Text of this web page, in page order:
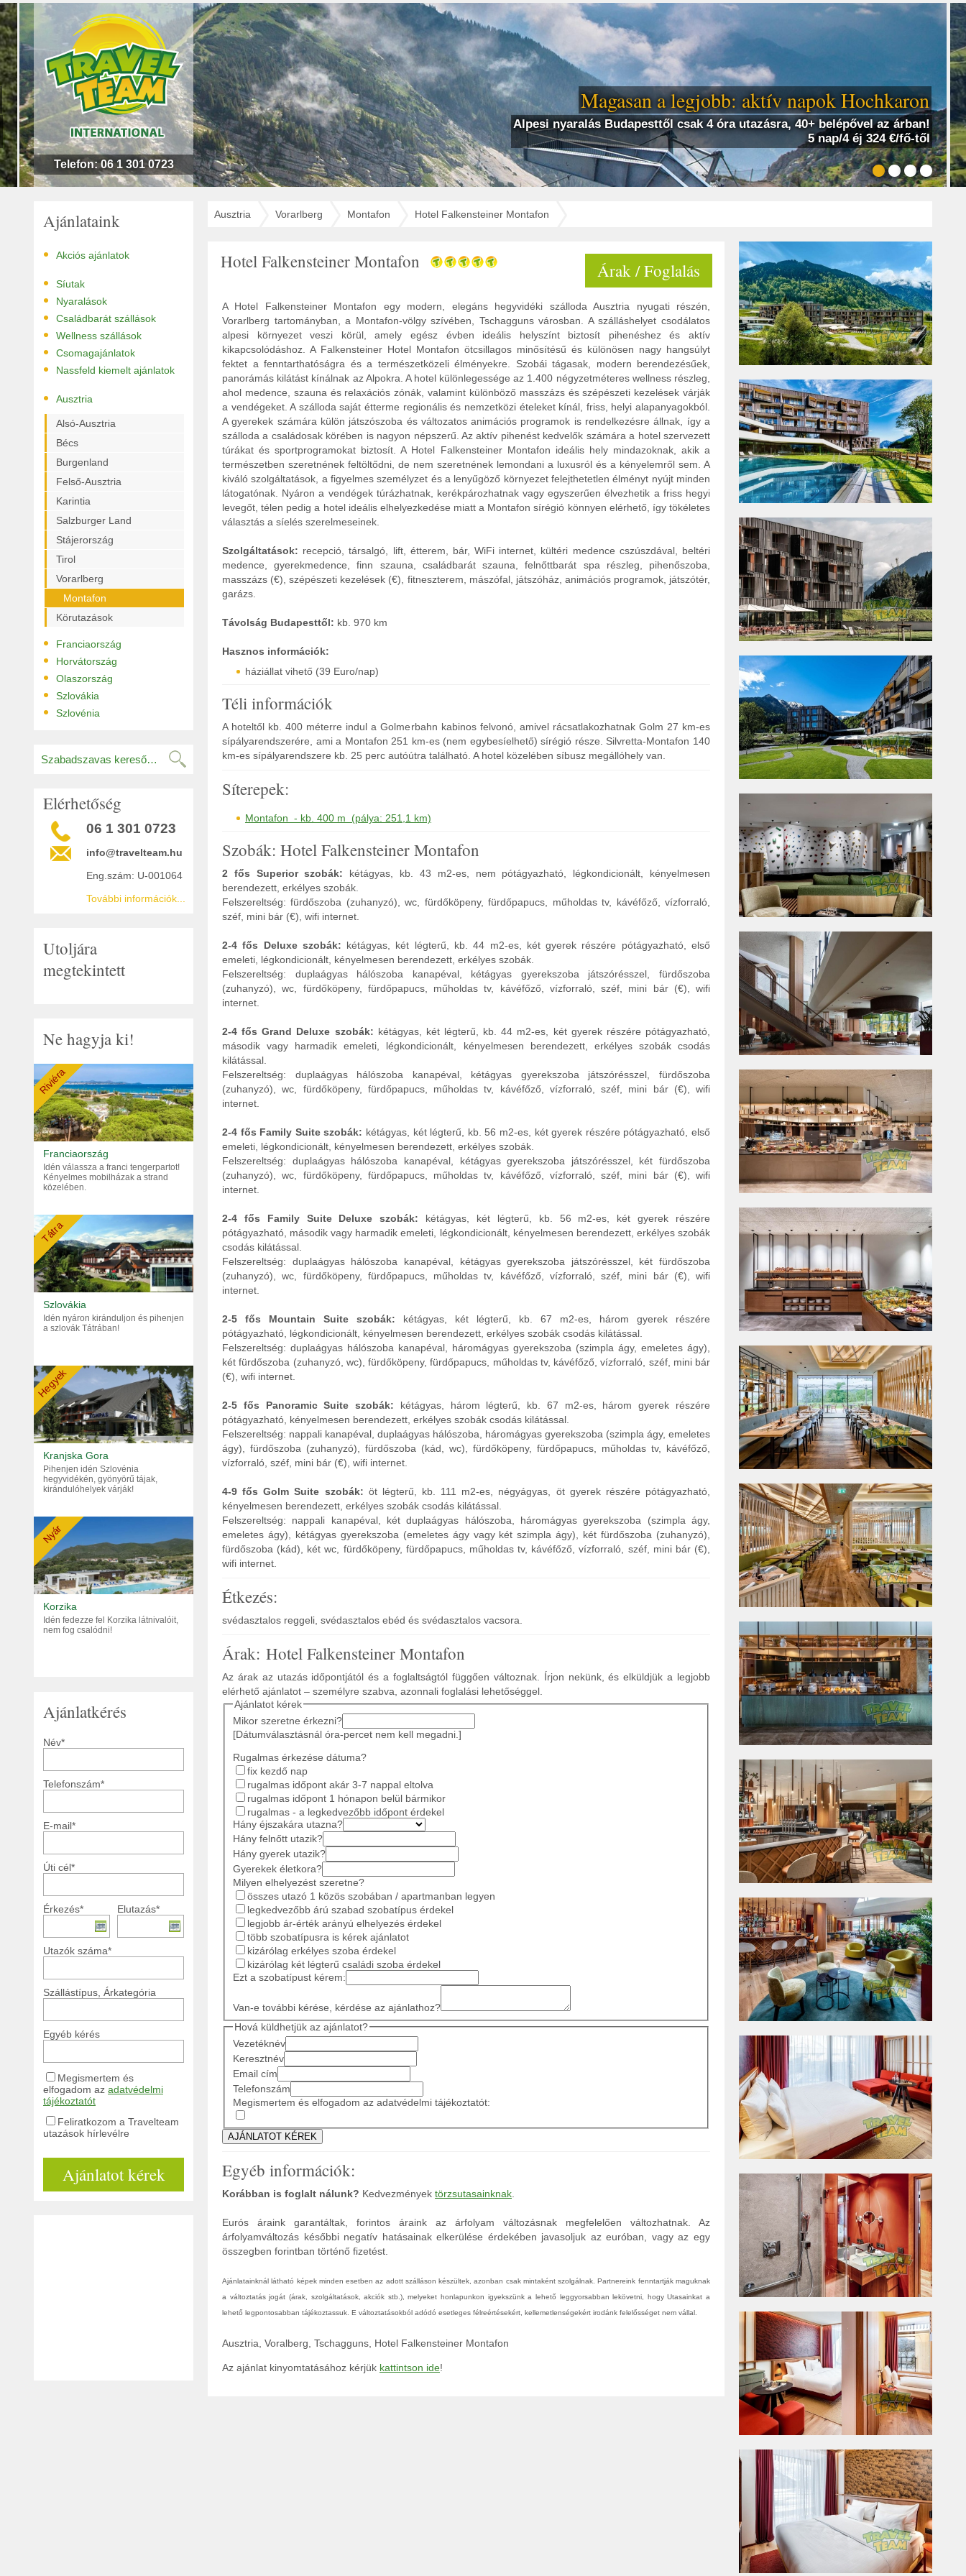
Magasan a legjobb: aktív napok Hochkaron
Alpesi nyaralás Budapesttől csak 4 óra utazásra, 40+ belépővel az árban!
5 nap/4 éj 324 €/fő-től
Telefon: 06 1 301 0723
Ajánlataink
• Akciós ajánlatok
• Síutak
• Nyaralások
• Családbarát szállások
• Wellness szállások
• Csomagajánlatok
• Nassfeld kiemelt ajánlatok
• Ausztria
Alsó-Ausztria
Bécs
Burgenland
Felső-Ausztria
Karintia
Salzburger Land
Stájerország
Tirol
Vorarlberg
Montafon
Körutazások
• Franciaország
• Horvátország
• Olaszország
• Szlovákia
• Szlovénia
Elérhetőség
06 1 301 0723
info@travelteam.hu
Eng.szám: U-001064
További információk...
Utoljára
megtekintett
Ne hagyja ki!
Riviéra
Franciaország
Idén válassza a franci tengerpartot!
Kényelmes mobilházak a strand
közelében.
Tátra
Szlovákia
Idén nyáron kiránduljon és pihenjen
a szlovák Tátrában!
Hegyek
Kranjska Gora
Pihenjen idén Szlovénia
hegyvidékén, gyönyörű tájak,
kirándulóhelyek várják!
Nyár
Korzika
Idén fedezze fel Korzika látnivalóit,
nem fog csalódni!
Ajánlatkérés
Név*
Telefonszám*
E-mail*
Úti cél*
Érkezés* Elutazás*
Utazók száma*
Szállástípus, Árkategória
Egyéb kérés
Megismertem és
elfogadom az adatvédelmi
tájékoztatót
Feliratkozom a Travelteam
utazások hírlevélre
Ajánlatot kérek
Ausztria Vorarlberg Montafon Hotel Falkensteiner Montafon
Hotel Falkensteiner Montafon Árak / Foglalás
A Hotel Falkensteiner Montafon egy modern, elegáns hegyvidéki szálloda Ausztria nyugati részén,
Vorarlberg tartományban, a Montafon-völgy szívében, Tschagguns városban. A szálláshelyet csodálatos
alpesi környezet veszi körül, amely egész évben ideális helyszínt biztosít pihenéshez és aktív
kikapcsolódáshoz. A Falkensteiner Hotel Montafon ötcsillagos minősítésű és különösen nagy hangsúlyt
fektet a fenntarthatóságra és a természetközeli élményekre. Szobái tágasak, modern berendezésűek,
panorámás kilátást kínálnak az Alpokra. A hotel különlegessége az 1.400 négyzetméteres wellness részleg,
ahol medence, szauna és relaxációs zónák, valamint különböző masszázs és szépészeti kezelések várják
a vendégeket. A szálloda saját étterme regionális és nemzetközi ételeket kínál, friss, helyi alapanyagokból.
A gyerekek számára külön játszószoba és változatos animációs programok is rendelkezésre állnak, így a
szálloda a családosak körében is nagyon népszerű. Az aktív pihenést kedvelők számára a hotel szervezett
túrákat és sportprogramokat biztosít. A Hotel Falkensteiner Montafon ideális hely mindazoknak, akik a
természetben szeretnének feltöltődni, de nem szeretnének lemondani a luxusról és a kényelemről sem. A
kiváló szolgáltatások, a figyelmes személyzet és a lenyűgöző környezet felejthetetlen élményt nyújt minden
látogatónak. Nyáron a vendégek túrázhatnak, kerékpározhatnak vagy egyszerűen élvezhetik a friss hegyi
levegőt, télen pedig a hotel ideális elhelyezkedése miatt a Montafon sírégió könnyen elérhető, így tökéletes
választás a síelés szerelmeseinek.
Szolgáltatások: recepció, társalgó, lift, étterem, bár, WiFi internet, kültéri medence cszúszdával, beltéri
medence, gyerekmedence, finn szauna, családbarát szauna, felnőttbarát spa részleg, pihenőszoba,
masszázs (€), szépészeti kezelések (€), fitneszterem, mászófal, játszóház, animációs programok, játszótér,
garázs.
Távolság Budapesttől: kb. 970 km
Hasznos információk:
háziállat vihető (39 Euro/nap)
Téli információk
A hoteltől kb. 400 méterre indul a Golmerbahn kabinos felvonó, amivel rácsatlakozhatnak Golm 27 km-es
sípályarendszerére, ami a Montafon 251 km-es (nem egybesíelhető) sírégió része. Silvretta-Montafon 140
km-es sípályarendszere kb. 25 perc autóútra található. A hotel közelében síbusz megállóhely van.
Síterepek:
Montafon - kb. 400 m (pálya: 251,1 km)
Szobák: Hotel Falkensteiner Montafon
2 fős Superior szobák: kétágyas, kb. 43 m2-es, nem pótágyazható, légkondicionált, kényelmesen
berendezett, erkélyes szobák.
Felszereltség: fürdőszoba (zuhanyzó), wc, fürdőköpeny, fürdőpapucs, műholdas tv, kávéfőző, vízforraló,
széf, mini bár (€), wifi internet.
2-4 fős Deluxe szobák: kétágyas, két légterű, kb. 44 m2-es, két gyerek részére pótágyazható, első
emeleti, légkondicionált, kényelmesen berendezett, erkélyes szobák.
Felszereltség: duplaágyas hálószoba kanapéval, kétágyas gyerekszoba játszórésszel, fürdőszoba
(zuhanyzó), wc, fürdőköpeny, fürdőpapucs, műholdas tv, kávéfőző, vízforraló, széf, mini bár (€), wifi
internet.
2-4 fős Grand Deluxe szobák: kétágyas, két légterű, kb. 44 m2-es, két gyerek részére pótágyazható,
második vagy harmadik emeleti, légkondicionált, kényelmesen berendezett, erkélyes szobák csodás
kilátással.
Felszereltség: duplaágyas hálószoba kanapéval, kétágyas gyerekszoba játszórésszel, fürdőszoba
(zuhanyzó), wc, fürdőköpeny, fürdőpapucs, műholdas tv, kávéfőző, vízforraló, széf, mini bár (€), wifi
internet.
2-4 fős Family Suite szobák: kétágyas, két légterű, kb. 56 m2-es, két gyerek részére pótágyazható, első
emeleti, légkondicionált, kényelmesen berendezett, erkélyes szobák.
Felszereltség: duplaágyas hálószoba kanapéval, kétágyas gyerekszoba játszórésszel, két fürdőszoba
(zuhanyzó), wc, fürdőköpeny, fürdőpapucs, műholdas tv, kávéfőző, vízforraló, széf, mini bár (€), wifi
internet.
2-4 fős Family Suite Deluxe szobák: kétágyas, két légterű, kb. 56 m2-es, két gyerek részére
pótágyazható, második vagy harmadik emeleti, légkondicionált, kényelmesen berendezett, erkélyes szobák
csodás kilátással.
Felszereltség: duplaágyas hálószoba kanapéval, kétágyas gyerekszoba játszórésszel, két fürdőszoba
(zuhanyzó), wc, fürdőköpeny, fürdőpapucs, műholdas tv, kávéfőző, vízforraló, széf, mini bár (€), wifi
internet.
2-5 fős Mountain Suite szobák: kétágyas, két légterű, kb. 67 m2-es, három gyerek részére
pótágyazható, légkondicionált, kényelmesen berendezett, erkélyes szobák csodás kilátással.
Felszereltség: duplaágyas hálószoba kanapéval, háromágyas gyerekszoba (szimpla ágy, emeletes ágy),
két fürdőszoba (zuhanyzó, wc), fürdőköpeny, fürdőpapucs, műholdas tv, kávéfőző, vízforraló, széf, mini bár
(€), wifi internet.
2-5 fős Panoramic Suite szobák: kétágyas, három légterű, kb. 67 m2-es, három gyerek részére
pótágyazható, kényelmesen berendezett, erkélyes szobák csodás kilátással.
Felszereltség: nappali kanapéval, duplaágyas hálószoba, háromágyas gyerekszoba (szimpla ágy, emeletes
ágy), fürdőszoba (zuhanyzó), fürdőszoba (kád, wc), fürdőköpeny, fürdőpapucs, műholdas tv, kávéfőző,
vízforraló, széf, mini bár (€), wifi internet.
4-9 fős Golm Suite szobák: öt légterű, kb. 111 m2-es, négyágyas, öt gyerek részére pótágyazható,
kényelmesen berendezett, erkélyes szobák csodás kilátással.
Felszereltség: nappali kanapéval, két duplaágyas hálószoba, háromágyas gyerekszoba (szimpla ágy,
emeletes ágy), kétágyas gyerekszoba (emeletes ágy vagy két szimpla ágy), két fürdőszoba (zuhanyzó),
fürdőszoba (kád), két wc, fürdőköpeny, fürdőpapucs, műholdas tv, kávéfőző, vízforraló, széf, mini bár (€),
wifi internet.
Étkezés:
svédasztalos reggeli, svédasztalos ebéd és svédasztalos vacsora.
Árak: Hotel Falkensteiner Montafon
Az árak az utazás időpontjától és a foglaltságtól függően változnak. Írjon nekünk, és elküldjük a legjobb
elérhető ajánlatot – személyre szabva, azonnali foglalási lehetőséggel.
Ajánlatot kérek
Mikor szeretne érkezni?
[Dátumválasztásnál óra-percet nem kell megadni.]
Rugalmas érkezése dátuma?
fix kezdő nap
rugalmas időpont akár 3-7 nappal eltolva
rugalmas időpont 1 hónapon belül bármikor
rugalmas - a legkedvezőbb időpont érdekel
Hány éjszakára utazna?
Hány felnőtt utazik?
Hány gyerek utazik?
Gyerekek életkora?
Milyen elhelyezést szeretne?
összes utazó 1 közös szobában / apartmanban legyen
legkedvezőbb árú szabad szobatípus érdekel
legjobb ár-érték arányú elhelyezés érdekel
több szobatípusra is kérek ajánlatot
kizárólag erkélyes szoba érdekel
kizárólag két légterű családi szoba érdekel
Ezt a szobatípust kérem:
Van-e további kérése, kérdése az ajánlathoz?
Hová küldhetjük az ajánlatot?
Vezetéknév
Keresztnév
Email cím
Telefonszám
Megismertem és elfogadom az adatvédelmi tájékoztatót:
Egyéb információk:
Korábban is foglalt nálunk? Kedvezmények törzsutasainknak.
Eurós áraink garantáltak, forintos áraink az árfolyam változásnak megfelelően változhatnak. Az
árfolyamváltozás későbbi negatív hatásainak elkerülése érdekében javasoljuk az euróban, vagy az egy
összegben forintban történő fizetést.
Ajánlatainknál látható képek minden esetben az adott szálláson készültek, azonban csak mintaként szolgálnak. Partnereink fenntartják maguknak
a változtatás jogát (árak, szolgáltatások, akciók stb.), melyeket honlapunkon igyekszünk a lehető leggyorsabban lekövetni, hogy Utasainkat a
lehető legpontosabban tájékoztassuk. E változtatásokból adódó esetleges félreértésekért, kellemetlenségekért irodánk felelősséget nem vállal.
Ausztria, Voralberg, Tschagguns, Hotel Falkensteiner Montafon
Az ajánlat kinyomtatásához kérjük kattintson ide!